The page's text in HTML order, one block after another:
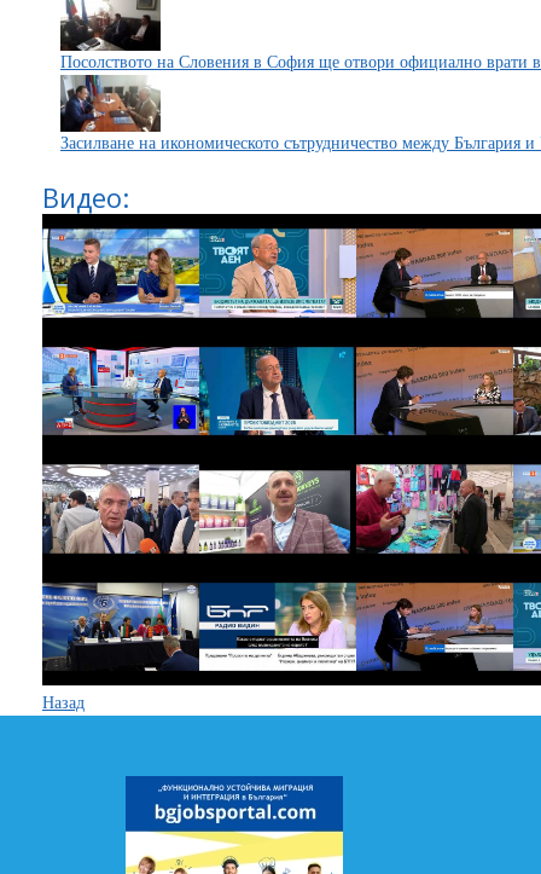
Посолството на Словения в София ще отвори официално врати
Засилване на икономическото сътрудничество между България и
Видео:
Назад